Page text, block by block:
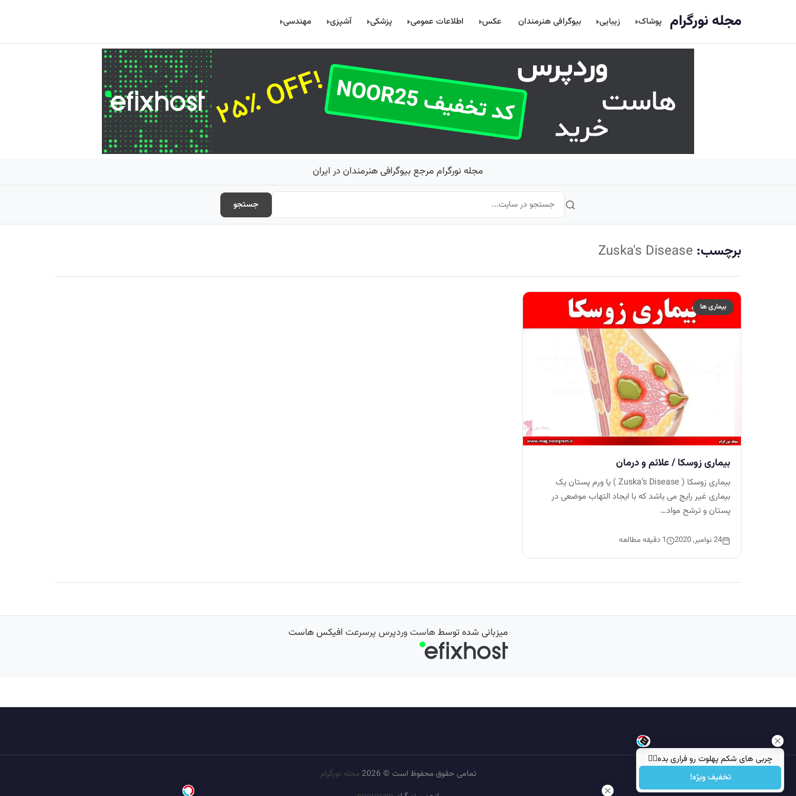
چربی های شکم پهلوت رو فراری بده👌🏻
تخفیف ویژه!
مجله نورگرام پوشاک زیبایی بیوگرافی هنرمندان عکس اطلاعات عمومی پزشکی آشپزی مهندسی
مجله نورگرام مرجع بیوگرافی هنرمندان در ایران
جستجو
برچسب: Zuska's Disease
بیماری ها
بیماری زوسکا / علائم و درمان
بیماری زوسکا ( Zuska’s Disease ) یا ورم پستان یک
بیماری غیر رایج می باشد که با ایجاد التهاب موضعی در
پستان و ترشح مواد…
24 نوامبر, 2020 1 دقیقه مطالعه
میزبانی شده توسطهاست وردپرس پرسرعت افیکس هاست
تمامی حقوق محفوظ است © 2026
مجله نورگرام